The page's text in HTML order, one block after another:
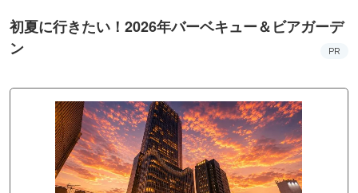
初夏に行きたい！2026年バーベキュー＆ビアガーデ
ン
PR